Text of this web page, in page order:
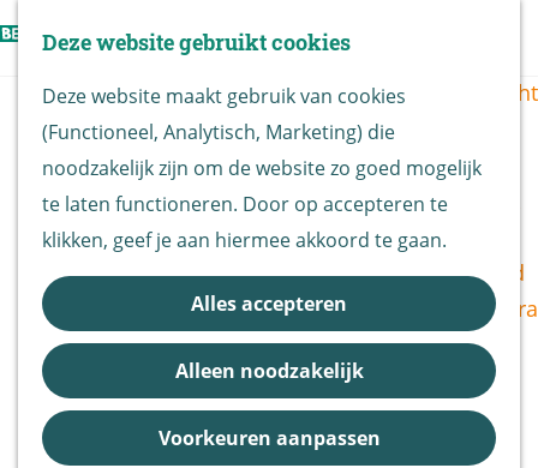
Deze website gebruikt cookies
Deze website maakt gebruik van cookies
(Functioneel, Analytisch, Marketing) die
noodzakelijk zijn om de website zo goed mogelijk
te laten functioneren. Door op accepteren te
klikken, geef je aan hiermee akkoord te gaan.
Alles accepteren
Alleen noodzakelijk
Voorkeuren aanpassen
Z
e
k
e
n
e
n
u
Routes overzicht
De Biesbosch
Nationaal Park
De Biesbosch
Bereikbaarheid
Bezoekerscentra
B&B vol leven
Nieuws &
Updates
Z
e
n
| | |
Opruimactie in de Biesbosch
groot succes, campagne
‘Samen houden we de
Biesbosch schoon’ krijgt
vervolg